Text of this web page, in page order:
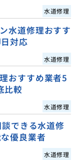
水道修理
水道修理おすす
対応
水道修理
おすすめ業者5
比較
水道修理
できる水道修
優良業者
水道修理